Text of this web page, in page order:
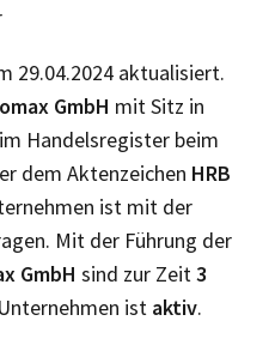
29.04.2024 aktualisiert.
GmbH mit Sitz in
Handelsregister beim
dem Aktenzeichen HRB
ist mit der
Mit der Führung der
GmbH sind zur Zeit3
ist aktiv.